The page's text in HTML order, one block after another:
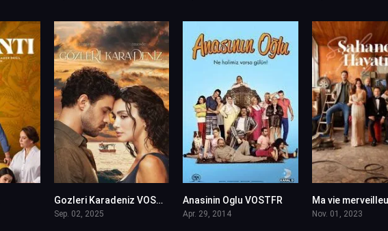
0
Gozleri Karadeniz VOSTFR
Sep. 02, 2025
Anasinin Oglu VOSTFR
Apr. 29, 2014 Nov. 01, 2023